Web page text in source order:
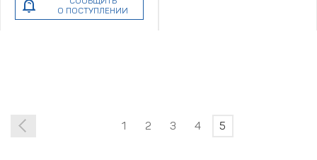
О ПОСТУПЛЕНИИ
1 2 3 4 5